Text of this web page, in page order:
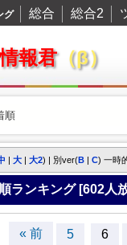
グ 総合 総合2
情報君（β）
順
| 大 | 大2) | 別ver(B | C) 一時
ランキング [602人
« 前 5 6